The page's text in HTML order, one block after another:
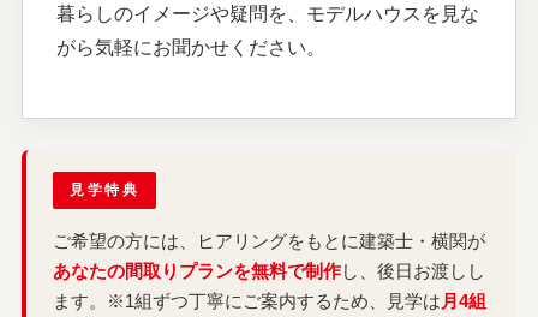
暮らしのイメージや疑問を、モデルハウスを見な
がら気軽にお聞かせください。
見学特典
ご希望の方には、ヒアリングをもとに建築士・横関が
あなたの間取りプランを無料で制作し、後日お渡しし
ます。※1組ずつ丁寧にご案内するため、見学は 月4組